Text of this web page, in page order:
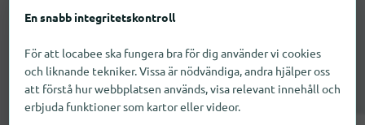
Är det något som saknas här?
Är ditt företag ännu inte listat här? Registrera
det kostnadsfritt i några få steg.
En snabb integritetskontroll
För att locabee ska fungera bra för dig använder vi cookies
och liknande tekniker. Vissa är nödvändiga, andra hjälper oss
att förstå hur webbplatsen används, visa relevant innehåll och
erbjuda funktioner som kartor eller videor.